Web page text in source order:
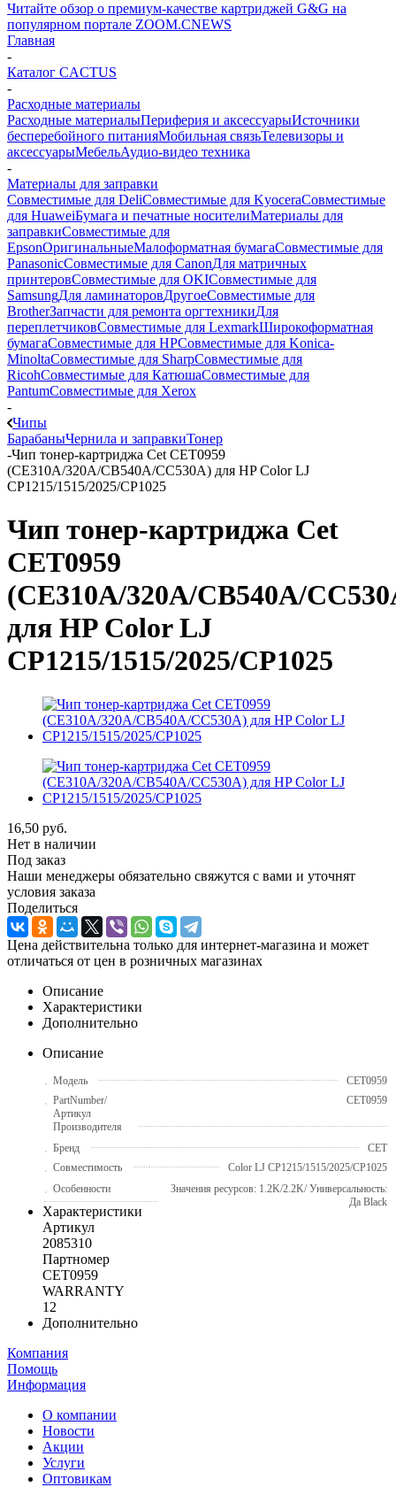
Читайте обзор о премиум-качестве картриджей G&G на
популярном портале ZOOM.CNEWS
Главная
-
Каталог CACTUS
-
Расходные материалы
Расходные материалыПериферия и аксессуарыИсточники
бесперебойного питанияМобильная связьТелевизоры и
аксессуарыМебельАудио-видео техника
-
Материалы для заправки
Совместимые для DeliСовместимые для KyoceraСовместимые
для HuaweiБумага и печатные носителиМатериалы для
заправкиСовместимые для
EpsonОригинальныеМалоформатная бумагаСовместимые для
PanasonicСовместимые для CanonДля матричных
принтеровСовместимые для OKIСовместимые для
SamsungДля ламинаторовДругоеСовместимые для
BrotherЗапчасти для ремонта оргтехникиДля
переплетчиковСовместимые для LexmarkШирокоформатная
бумагаСовместимые для HPСовместимые для Konica-
MinoltaСовместимые для SharpСовместимые для
RicohСовместимые для КатюшаСовместимые для
PantumСовместимые для Xerox
-
Чипы
БарабаныЧернила и заправкиТонер
-Чип тонер-картриджа Cet CET0959
(CE310A/320A/CB540A/CC530A) для HP Color LJ
CP1215/1515/2025/CP1025
Чип тонер-картриджа Cet
CET0959
(CE310A/320A/CB540A/
для HP Color LJ
CP1215/1515/2025/CP1025
16,50 руб.
Нет в наличии
Под заказ
Наши менеджеры обязательно свяжутся с вами и уточнят
условия заказа
Поделиться
Цена действительна только для интернет-магазина и может
отличаться от цен в розничных магазинах
Описание
Характеристики
Дополнительно
Описание
Модель
CET0959
PartNumber/
Артикул
Производителя
CET0959
Бренд
CET
Совместимость
Color LJ CP1215/1515/2025/CP1025
Особенности
Значения ресурсов: 1.2K/2.2K/ Универсальность:
Да Black
Характеристики
Артикул
2085310
Партномер
CET0959
WARRANTY
12
Дополнительно
Компания
Помощь
Информация
О компании
Новости
Акции
Услуги
Оптовикам